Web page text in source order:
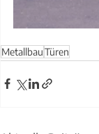
MetallbauTüren